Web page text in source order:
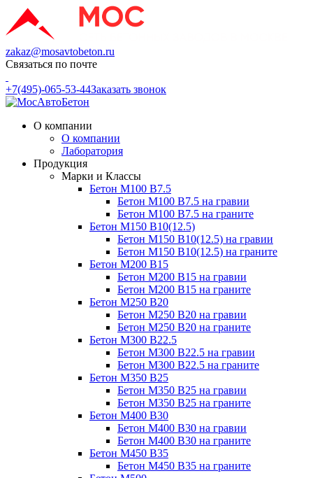
zakaz@mosavtobeton.ru
Связаться по почте
+7(495)-065-53-44Заказать звонок
О компании
О компании
Лаборатория
Продукция
Марки и Классы
Бетон М100 В7.5
Бетон М100 В7.5 на гравии
Бетон М100 В7.5 на граните
Бетон М150 В10(12.5)
Бетон М150 В10(12.5) на гравии
Бетон М150 В10(12.5) на граните
Бетон М200 В15
Бетон М200 В15 на гравии
Бетон М200 В15 на граните
Бетон М250 В20
Бетон М250 В20 на гравии
Бетон М250 В20 на граните
Бетон М300 В22.5
Бетон М300 В22.5 на гравии
Бетон М300 В22.5 на граните
Бетон М350 В25
Бетон М350 В25 на гравии
Бетон М350 В25 на граните
Бетон М400 В30
Бетон М400 В30 на гравии
Бетон М400 В30 на граните
Бетон М450 В35
Бетон М450 В35 на граните